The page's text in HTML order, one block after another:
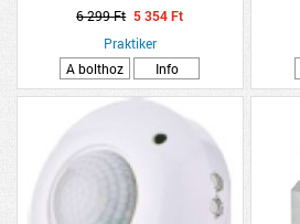
6 299 Ft 5 354 Ft
Praktiker
A bolthoz
Info